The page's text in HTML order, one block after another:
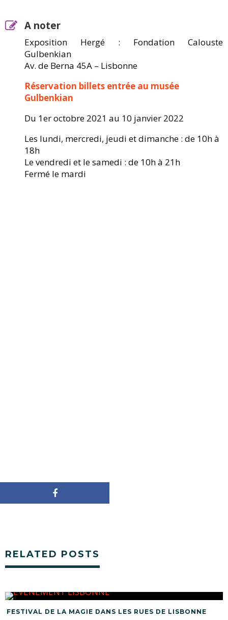
A noter
Exposition Hergé : Fondation Calouste
Gulbenkian
Av. de Berna 45A – Lisbonne
Réservation billets entrée au musée
Gulbenkian
Du 1er octobre 2021 au 10 janvier 2022
Les lundi, mercredi, jeudi et dimanche : de 10h à
18h
Le vendredi et le samedi : de 10h à 21h
Fermé le mardi
RELATED POSTS
FESTIVAL DE LA MAGIE DANS LES RUES DE LISBONNE